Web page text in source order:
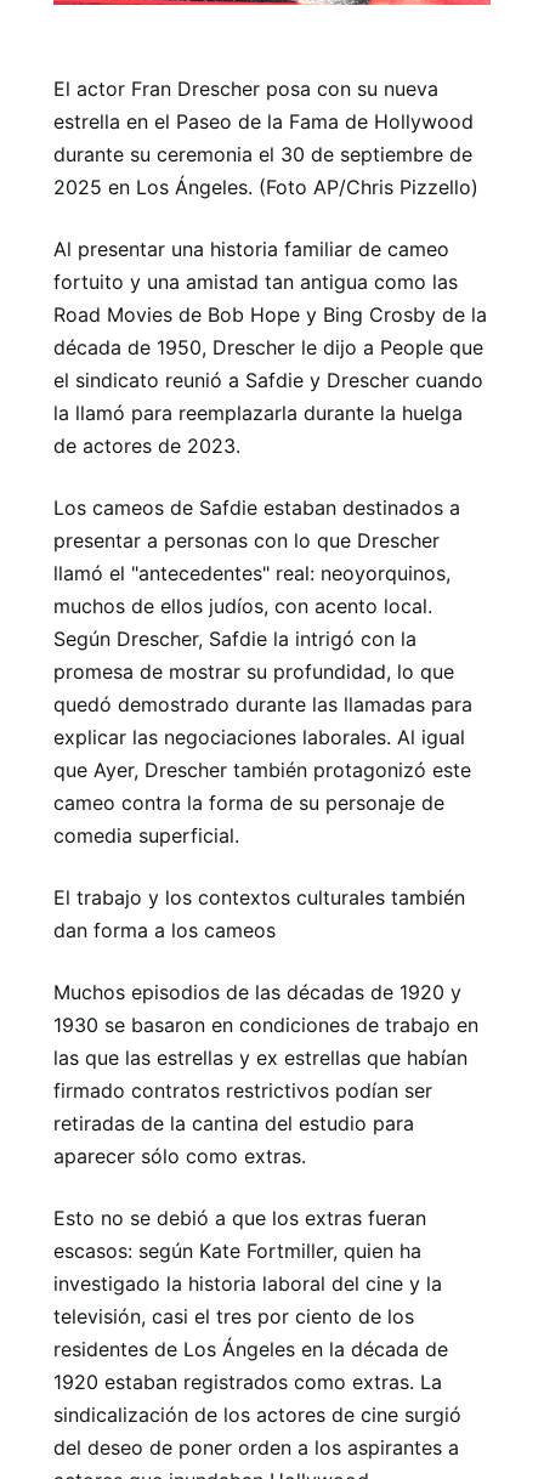
El actor Fran Drescher posa con su nueva
estrella en el Paseo de la Fama de Hollywood
durante su ceremonia el 30 de septiembre de
2025 en Los Ángeles. (Foto AP/Chris Pizzello)
Al presentar una historia familiar de cameo
fortuito y una amistad tan antigua como las
Road Movies de Bob Hope y Bing Crosby de la
década de 1950, Drescher le dijo a People que
el sindicato reunió a Safdie y Drescher cuando
la llamó para reemplazarla durante la huelga
de actores de 2023.
Los cameos de Safdie estaban destinados a
presentar a personas con lo que Drescher
llamó el "antecedentes" real: neoyorquinos,
muchos de ellos judíos, con acento local.
Según Drescher, Safdie la intrigó con la
promesa de mostrar su profundidad, lo que
quedó demostrado durante las llamadas para
explicar las negociaciones laborales. Al igual
que Ayer, Drescher también protagonizó este
cameo contra la forma de su personaje de
comedia superficial.
El trabajo y los contextos culturales también
dan forma a los cameos
Muchos episodios de las décadas de 1920 y
1930 se basaron en condiciones de trabajo en
las que las estrellas y ex estrellas que habían
firmado contratos restrictivos podían ser
retiradas de la cantina del estudio para
aparecer sólo como extras.
Esto no se debió a que los extras fueran
escasos: según Kate Fortmiller, quien ha
investigado la historia laboral del cine y la
televisión, casi el tres por ciento de los
residentes de Los Ángeles en la década de
1920 estaban registrados como extras. La
sindicalización de los actores de cine surgió
del deseo de poner orden a los aspirantes a